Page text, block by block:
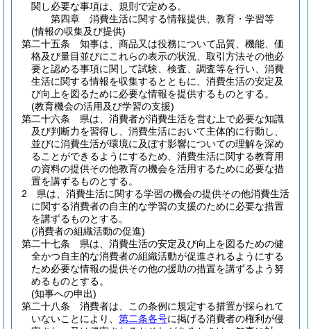
関し必要な事項は、規則で定める。
第四章
消費生活に関する情報提供、教育・学習等
(情報の収集及び提供)
第二十五条
知事は、商品又は役務について品質、機能、価
格及び量目並びにこれらの表示の状況、取引方法その他必
要と認める事項に関して試験、検査、調査等を行い、消費
生活に関する情報を収集するとともに、消費生活の安定及
び向上を図るために必要な情報を提供するものとする。
(教育機会の活用及び学習の支援)
第二十六条
県は、消費者が消費生活を営む上で必要な知識
及び判断力を習得し、消費生活において主体的に行動し、
並びに消費生活が環境に及ぼす影響についての理解を深め
ることができるようにするため、消費生活に関する教育用
の資料の提供その他教育の機会を活用するために必要な措
置を講ずるものとする。
2
県は、消費生活に関する学習の機会の提供その他消費生活
に関する消費者の自主的な学習の支援のために必要な措置
を講ずるものとする。
(消費者の組織活動の促進)
第二十七条
県は、消費生活の安定及び向上を図るための健
全かつ自主的な消費者の組織活動が促進されるようにする
ため必要な情報の提供その他の援助の措置を講ずるよう努
めるものとする。
(知事への申出)
第二十八条
消費者は、この条例に規定する措置が採られて
いないことにより、 第二条各号に掲げる消費者の権利が侵